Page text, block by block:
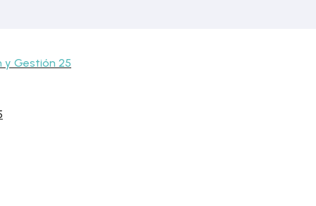
y Gestión 25